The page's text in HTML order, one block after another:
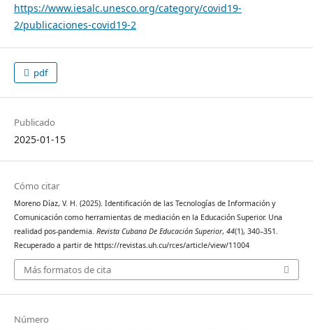
https://www.iesalc.unesco.org/category/covid19-
2/publicaciones-covid19-2
pdf
Publicado
2025-01-15
Cómo citar
Moreno Díaz, V. H. (2025). Identificación de las Tecnologías de Información y
Comunicación como herramientas de mediación en la Educación Superior. Una
realidad pos-pandemia. Revista Cubana De Educación Superior, 44(1), 340–351.
Recuperado a partir de https://revistas.uh.cu/rces/article/view/11004
Más formatos de cita
Número